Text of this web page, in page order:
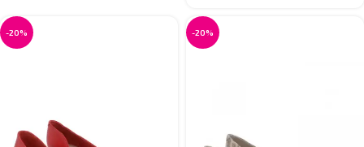
-20% -20%